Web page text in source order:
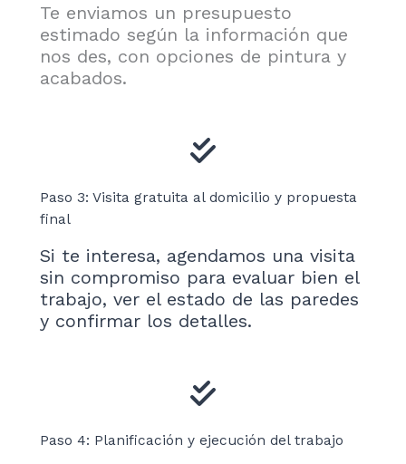
Te enviamos un presupuesto
estimado según la información que
nos des, con opciones de pintura y
acabados.
Paso 3: Visita gratuita al domicilio y propuesta
final
Si te interesa, agendamos una visita
sin compromiso para evaluar bien el
trabajo, ver el estado de las paredes
y confirmar los detalles.
Paso 4: Planificación y ejecución del trabajo